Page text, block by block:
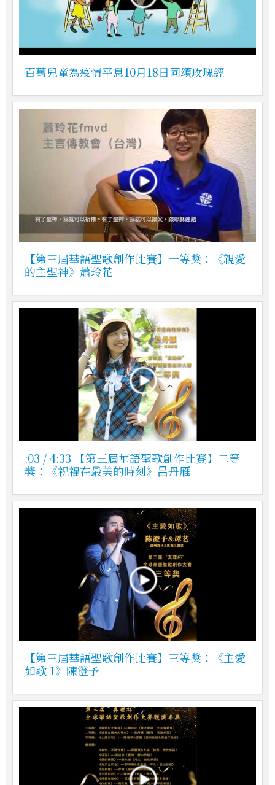
百萬兒童為疫情平息10月18日同頌玫瑰經
【第三屆華語聖歌創作比賽】一等獎：《親愛
的主聖神》蕭玲花
:03 / 4:33 【第三屆華語聖歌創作比賽】二等
獎：《祝福在最美的時刻》吕丹雁
【第三屆華語聖歌創作比賽】三等獎：《主愛
如歌 1》陳澄予